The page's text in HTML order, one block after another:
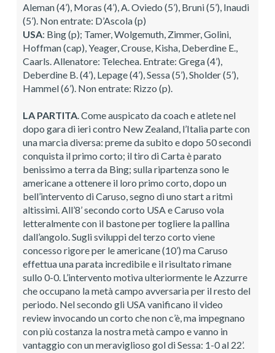
Aleman (4’), Moras (4’), A. Oviedo (5’), Bruni (5’), Inaudi
(5’). Non entrate: D’Ascola (p)
USA: Bing (p); Tamer, Wolgemuth, Zimmer, Golini,
Hoffman (cap), Yeager, Crouse, Kisha, Deberdine E.,
Caarls. Allenatore: Telechea. Entrate: Grega (4’),
Deberdine B. (4’), Lepage (4’), Sessa (5’), Sholder (5’),
Hammel (6’). Non entrate: Rizzo (p).
LA PARTITA . Come auspicato da coach e atlete nel
dopo gara di ieri contro New Zealand, l’Italia parte con
una marcia diversa: preme da subito e dopo 50 secondi
conquista il primo corto; il tiro di Carta è parato
benissimo a terra da Bing; sulla ripartenza sono le
americane a ottenere il loro primo corto, dopo un
bell’intervento di Caruso, segno di uno start a ritmi
altissimi. All’8’ secondo corto USA e Caruso vola
letteralmente con il bastone per togliere la pallina
dall’angolo. Sugli sviluppi del terzo corto viene
concesso rigore per le americane (10’) ma Caruso
effettua una parata incredibile e il risultato rimane
sullo 0-0. L’intervento motiva ulteriormente le Azzurre
che occupano la metà campo avversaria per il resto del
periodo. Nel secondo gli USA vanificano il video
review invocando un corto che non c’è, ma impegnano
con più costanza la nostra metà campo e vanno in
vantaggio con un meraviglioso gol di Sessa: 1-0 al 22’.